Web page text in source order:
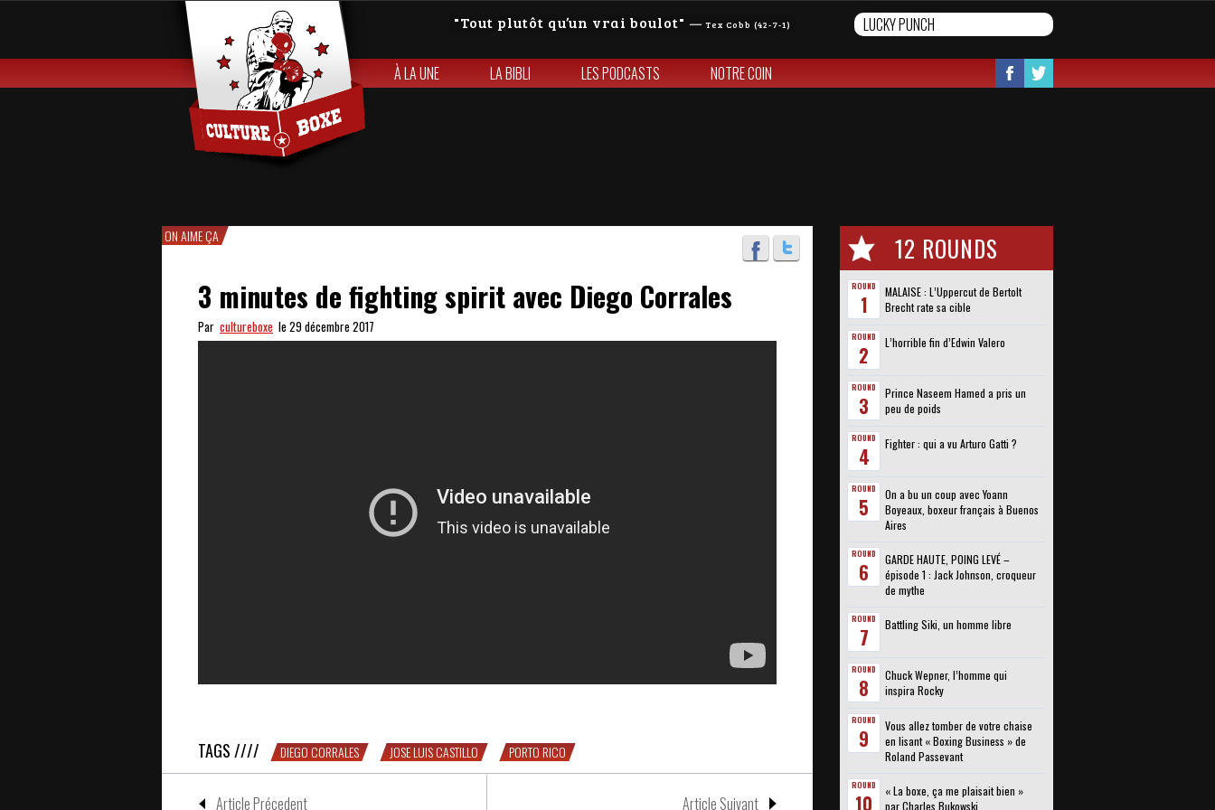
Tout plutôt qu’un vrai boulot — Tex Cobb (42-7-1)
À LA UNE LA BIBLI LES PODCASTS NOTRE COIN
12 ROUNDS
ROUND
1
MALAISE : L’Uppercut de Bertolt
Brecht rate sa cible
ROUND
2 L’horrible fin d’Edwin Valero
ROUND
3
Prince Naseem Hamed a pris un
peu de poids
ROUND
4 Fighter : qui a vu Arturo Gatti ?
ROUND
5
On a bu un coup avec Yoann
Boyeaux, boxeur français à Buenos
Aires
ROUND
6
GARDE HAUTE, POING LEVÉ –
épisode 1 : Jack Johnson, croqueur
de mythe
ROUND
7 Battling Siki, un homme libre
ROUND
8
Chuck Wepner, l’homme qui
inspira Rocky
ROUND
9
Vous allez tomber de votre chaise
en lisant « Boxing Business » de
Roland Passevant
ROUND
10
« La boxe, ça me plaisait bien »
par Charles Bukowski
ON AIME ÇA
3 minutes de fighting spirit avec Diego Corrales
Par cultureboxe le 29 décembre 2017
TAGS //// DIEGO CORRALES JOSE LUIS CASTILLO PORTO RICO
Article Précedent Article Suivant